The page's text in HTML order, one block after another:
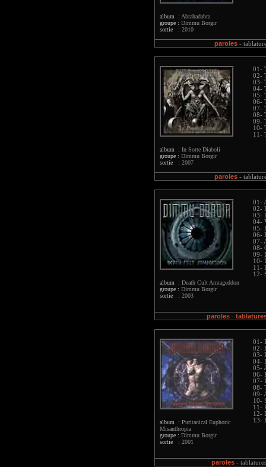
album : Abrahadabra
groupe : Dimmu Borgir
sortie : 2010
paroles-
album : In Sorte Diaboli
groupe : Dimmu Borgir
sortie : 2007
01-
02-
03-
04-
05-
06-
07-
08-
09-
10-
11-
paroles-
album : Death Cult Armageddon
groupe : Dimmu Borgir
sortie : 2003
01-
02-
03-
04-
05-
06-
07-
08-
09-
10-
11-
12-
paroles-
album : Puritanical Euphoric
Misanthropia
groupe : Dimmu Borgir
sortie : 2001
01-
02-
03-
04-
05-
06-
07-
08-
09-
10-
11-
12-
13-
paroles-